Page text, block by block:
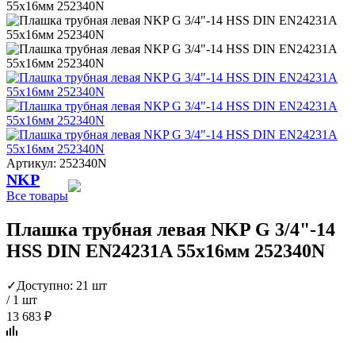
Артикул: 252340N
NKP
Все товары
Плашка трубная левая NKP G 3/4"-14
HSS DIN EN24231A 55x16мм 252340N
✓Доступно: 21 шт
/ 1 шт
13 683 ₽